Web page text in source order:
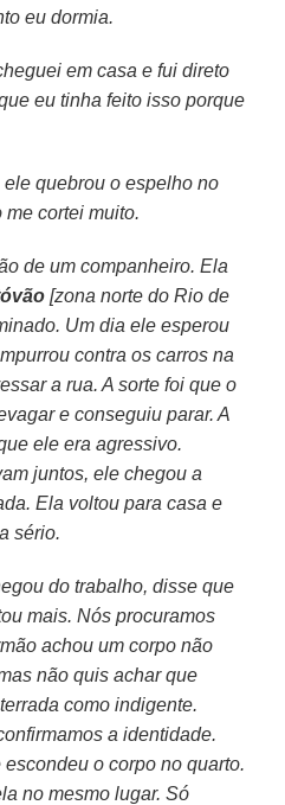
eu dormia.
em casa e fui direto
eu tinha feito isso porque
quebrou o espelho no
me cortei muito.
de um companheiro. Ela
[zona norte do Rio de
Um dia ele esperou
contra os carros na
a rua. A sorte foi que o
e conseguiu parar. A
ele era agressivo.
juntos, ele chegou a
Ela voltou para casa e
sério.
do trabalho, disse que
mais. Nós procuramos
achou um corpo não
não quis achar que
como indigente.
a identidade.
o corpo no quarto.
no mesmo lugar. Só